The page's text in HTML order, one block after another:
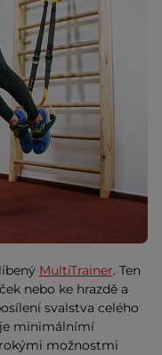
MultiTrainer. Ten
nebo ke hrazdě a
svalstva celého
minimálnímí
možnostmi